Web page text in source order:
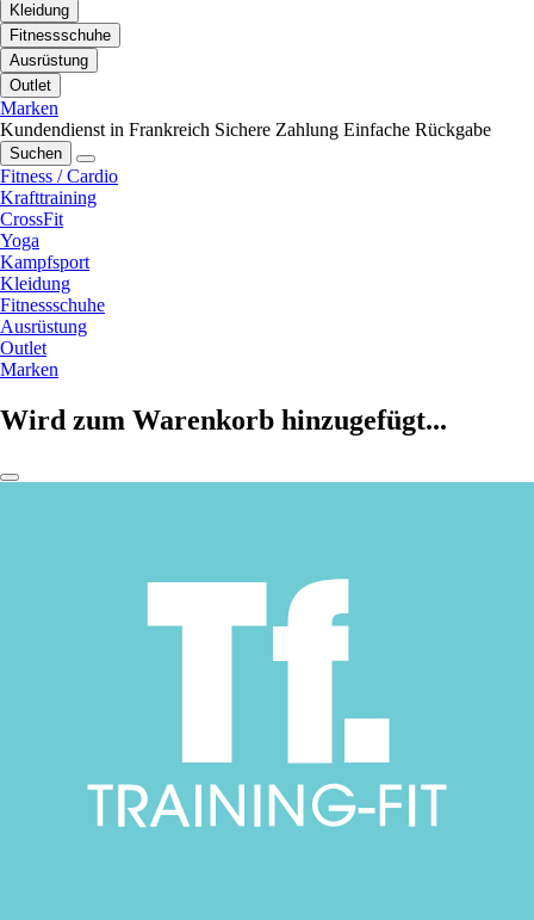
Kleidung
Fitnessschuhe
Ausrüstung
Outlet
Marken
Kundendienst in Frankreich Sichere Zahlung Einfache Rückgabe
Suchen
Fitness / Cardio
Krafttraining
CrossFit
Yoga
Kampfsport
Kleidung
Fitnessschuhe
Ausrüstung
Outlet
Marken
Wird zum Warenkorb hinzugefügt...